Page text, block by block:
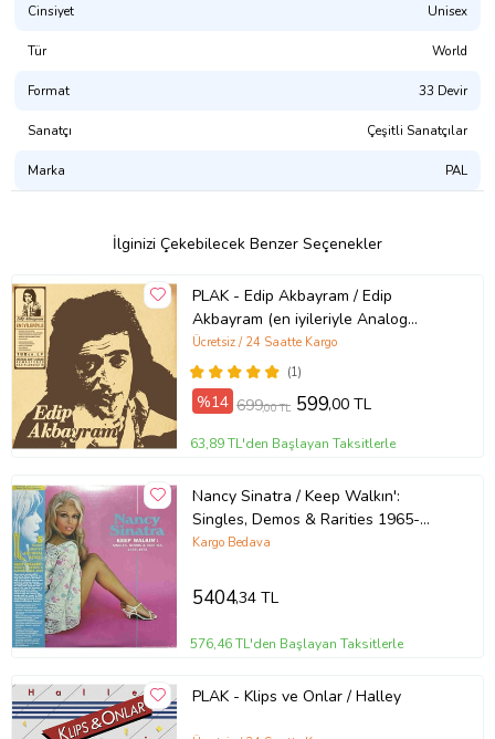
Cinsiyet Unisex
Tür World
Format 33 Devir
Sanatçı Çeşitli Sanatçılar
Marka PAL
İlginizi Çekebilecek Benzer Seçenekler
PLAK - Edip Akbayram / Edip
Akbayram (en iyileriyle Analog
master)
(1)
Ücretsiz / 24 Saatte Kargo
%14 699,00 TL 599,00 TL
63,89 TL'den Başlayan Taksitlerle
Nancy Sinatra / Keep Walkın':
Singles, Demos & Rarities 1965-
1978 Double LP Plak (Karışık)
Kargo Bedava
5404,34 TL
576,46 TL'den Başlayan Taksitlerle
PLAK - Klips ve Onlar / Halley